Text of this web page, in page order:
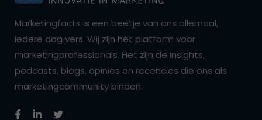
Marketingfacts is een beetje van ons allemaal,
iedere dag vers. Wij zijn hét platform voor
marketingprofessionals. Het zijn de insights,
podcasts, blogs, opinies en recencies die ons als
marketingcommunity binden.